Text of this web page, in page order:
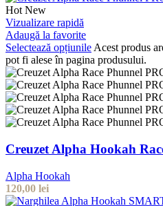
Hot New
Vizualizare rapidă
Adaugă la favorite
Selectează opțiunileAcest produs
pot fi alese în pagina produsului.
Creuzet Alpha Hookah
Alpha Hookah
120,00 lei